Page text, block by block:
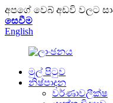
අපගේ වෙබ් අඩවි වලට
සෙවීම
English
මුල් පිටුව
නිෂ්පාදන
වර්ණාවලීක්ෂ